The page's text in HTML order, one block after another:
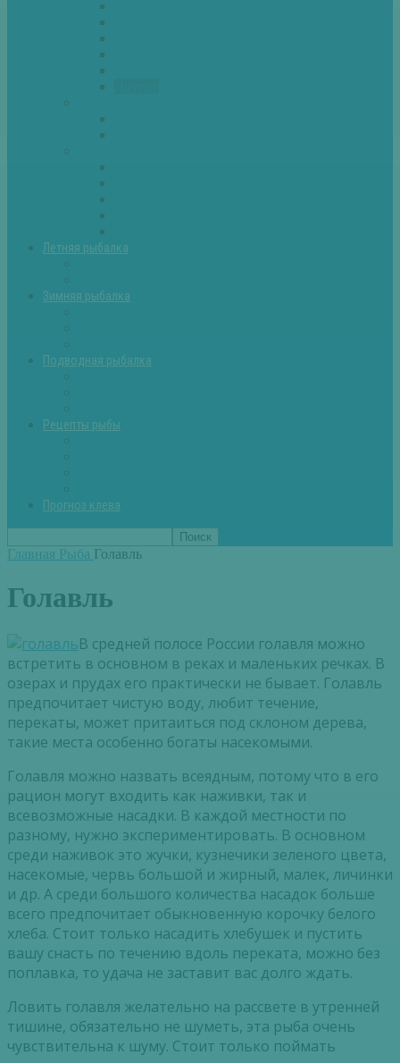
Летняя рыбалка
Зимняя рыбалка
Подводная рыбалка
Рецепты рыбы
Прогноз клева
Главная Рыба Голавль
Голавль
В средней полосе России голавля можно
встретить в основном в реках и маленьких речках. В
озерах и прудах его практически не бывает. Голавль
предпочитает чистую воду, любит течение,
перекаты, может притаиться под склоном дерева,
такие места особенно богаты насекомыми.
Голавля можно назвать всеядным, потому что в его
рацион могут входить как наживки, так и
всевозможные насадки. В каждой местности по
разному, нужно экспериментировать. В основном
среди наживок это жучки, кузнечики зеленого цвета,
насекомые, червь большой и жирный, малек, личинки
и др. А среди большого количества насадок больше
всего предпочитает обыкновенную корочку белого
хлеба. Стоит только насадить хлебушек и пустить
вашу снасть по течению вдоль переката, можно без
поплавка, то удача не заставит вас долго ждать.
Ловить голавля желательно на рассвете в утренней
тишине, обязательно не шуметь, эта рыба очень
чувствительна к шуму. Стоит только поймать